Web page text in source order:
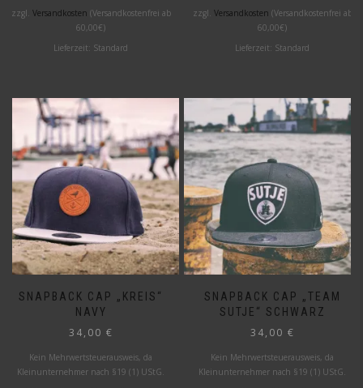
zzgl. Versandkosten (Versandkostenfrei ab
60,00€)
Lieferzeit: Standard
zzgl. Versandkosten (Versandkostenfrei ab
60,00€)
Lieferzeit: Standard
SNAPBACK CAP „KREIS“
NAVY
34,00 €
Kein Mehrwertsteuerausweis, da
Kleinunternehmer nach §19 (1) UStG.
SNAPBACK CAP „TEAM
SUTJE“ SCHWARZ
34,00 €
Kein Mehrwertsteuerausweis, da
Kleinunternehmer nach §19 (1) UStG.